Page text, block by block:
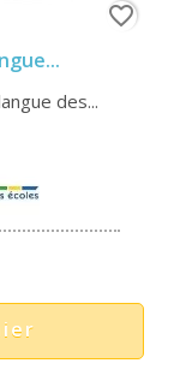
des...
favorite_border